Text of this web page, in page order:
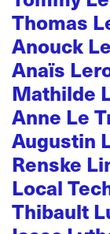
Thomas
Anouck
Anaïs
Mathilde
Anne Le
Augustin
Renske
Local
Thibault